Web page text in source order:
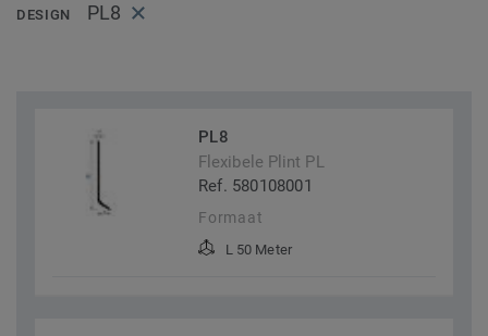
DESIGN PL8
PL8
Flexibele Plint PL
Ref. 580108001
Formaat
L 50 Meter